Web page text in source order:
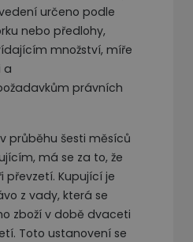
určeno podle
nebo předlohy,
množství, míře
a
právních
průběhu šesti měsíců
má se za to, že
převzetí. Kupující je
z vady, která se
zboží v době dvaceti
Toto ustanovení se